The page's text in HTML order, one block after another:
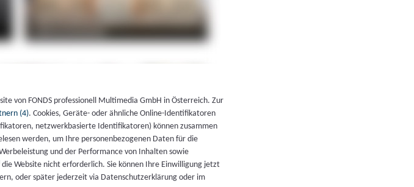
von FONDS professionell Multimedia GmbH in Österreich. Zur
(4). Cookies, Geräte- oder ähnliche Online-Identifikatoren
netzwerkbasierte Identifikatoren) können zusammen
werden, um Ihre personenbezogenen Daten für die
und der Performance von Inhalten sowie
Website nicht erforderlich. Sie können Ihre Einwilligung jetzt
oder später jederzeit via Datenschutzerklärung oder im